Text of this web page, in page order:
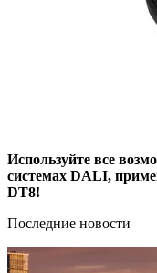
Используйте все
системах DALI,
DT8!
Последние новости